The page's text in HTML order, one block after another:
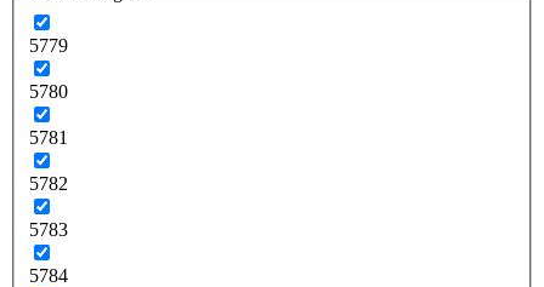
5779
5780
5781
5782
5783
5784